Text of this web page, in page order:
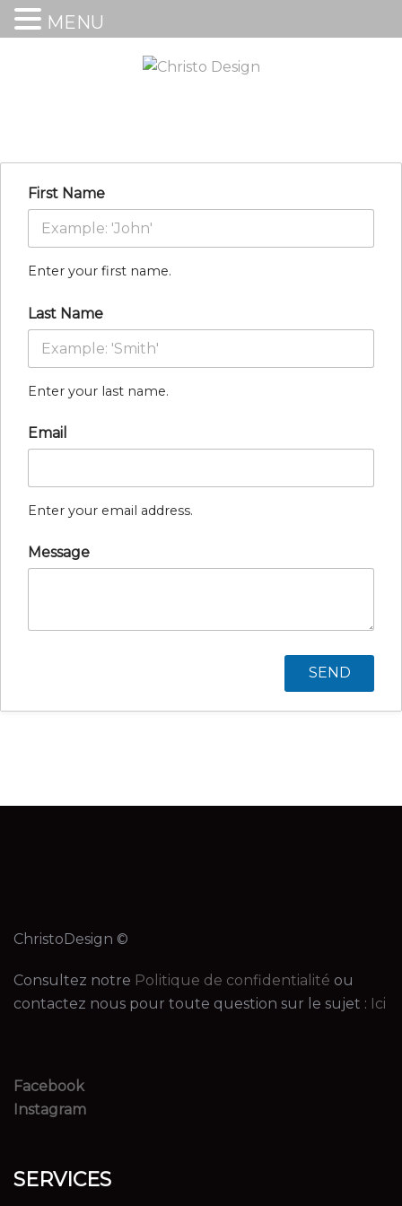
First Name
Enter your first name.
Last Name
Enter your last name.
Email
Enter your email address.
Message
ChristoDesign ©
Consultez notre Politique de confidentialité ou
contactez nous pour toute question sur le sujet : Ici
Facebook
Instagram
SERVICES
MENU